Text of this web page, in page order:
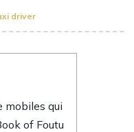
driver
mobiles qui
of Foutu